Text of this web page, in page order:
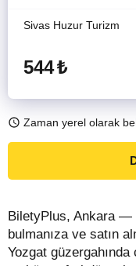
Sivas Huzur Turizm
544₺
Zaman yerel olarak
BiletyPlus, Ankara —
bulmanıza ve satın
Yozgat